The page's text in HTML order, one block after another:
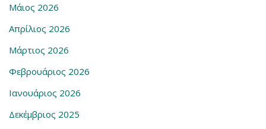
Μάιος 2026
Απρίλιος 2026
Μάρτιος 2026
Φεβρουάριος 2026
Ιανουάριος 2026
Δεκέμβριος 2025